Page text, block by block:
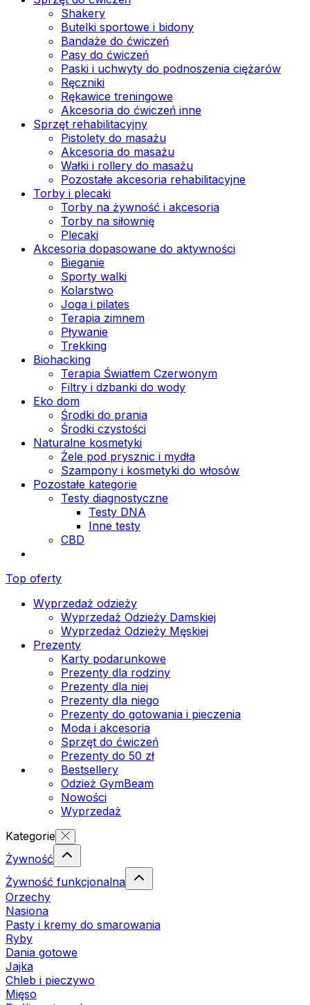
Shakery
Butelki sportowe i bidony
Bandaże do ćwiczeń
Pasy do ćwiczeń
Paski i uchwyty do podnoszenia ciężarów
Ręczniki
Rękawice treningowe
Akcesoria do ćwiczeń inne
Sprzęt rehabilitacyjny
Pistolety do masażu
Akcesoria do masażu
Wałki i rollery do masażu
Pozostałe akcesoria rehabilitacyjne
Torby i plecaki
Torby na żywność i akcesoria
Torby na siłownię
Plecaki
Akcesoria dopasowane do aktywności
Bieganie
Sporty walki
Kolarstwo
Joga i pilates
Terapia zimnem
Pływanie
Trekking
Biohacking
Terapia Światłem Czerwonym
Filtry i dzbanki do wody
Eko dom
Środki do prania
Środki czystości
Naturalne kosmetyki
Żele pod prysznic i mydła
Szampony i kosmetyki do włosów
Pozostałe kategorie
Testy diagnostyczne
Testy DNA
Inne testy
CBD
Top oferty
Wyprzedaż odzieży
Wyprzedaż Odzieży Damskiej
Wyprzedaż Odzieży Męskiej
Prezenty
Karty podarunkowe
Prezenty dla rodziny
Prezenty dla niej
Prezenty dla niego
Prezenty do gotowania i pieczenia
Moda i akcesoria
Sprzęt do ćwiczeń
Prezenty do 50 zł
Bestsellery
Odzież GymBeam
Nowości
Wyprzedaż
Kategorie
Żywność
Żywność funkcjonalna
Orzechy
Nasiona
Pasty i kremy do smarowania
Ryby
Dania gotowe
Jajka
Chleb i pieczywo
Mięso